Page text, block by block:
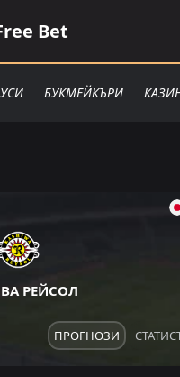
Bet
БУКМЕЙКЪРИ
РEЙCOЛ
ПРОГНОЗИ